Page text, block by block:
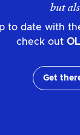
but
to date with
check out
Get